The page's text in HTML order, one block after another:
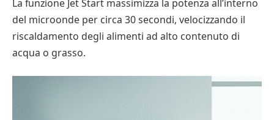
La funzione Jet Start massimizza la potenza all’interno
del microonde per circa 30 secondi, velocizzando il
riscaldamento degli alimenti ad alto contenuto di
acqua o grasso.